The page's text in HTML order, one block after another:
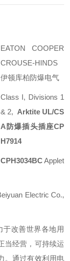
EATON COOPER
CROUSE-HINDS
伊顿库柏防爆电气
Class I, Divisions 1
& 2, Arktite UL/CS
A防爆插头插座CP
H7914
CPH3034BC Applet
Electric Co.,
于改善世界各地用
当经营，可持续运
。通过有效利用电